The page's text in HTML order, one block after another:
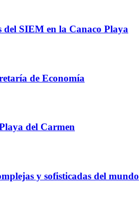
SIEM en la Canaco Playa
de Economía
del Carmen
y sofisticadas del mundo